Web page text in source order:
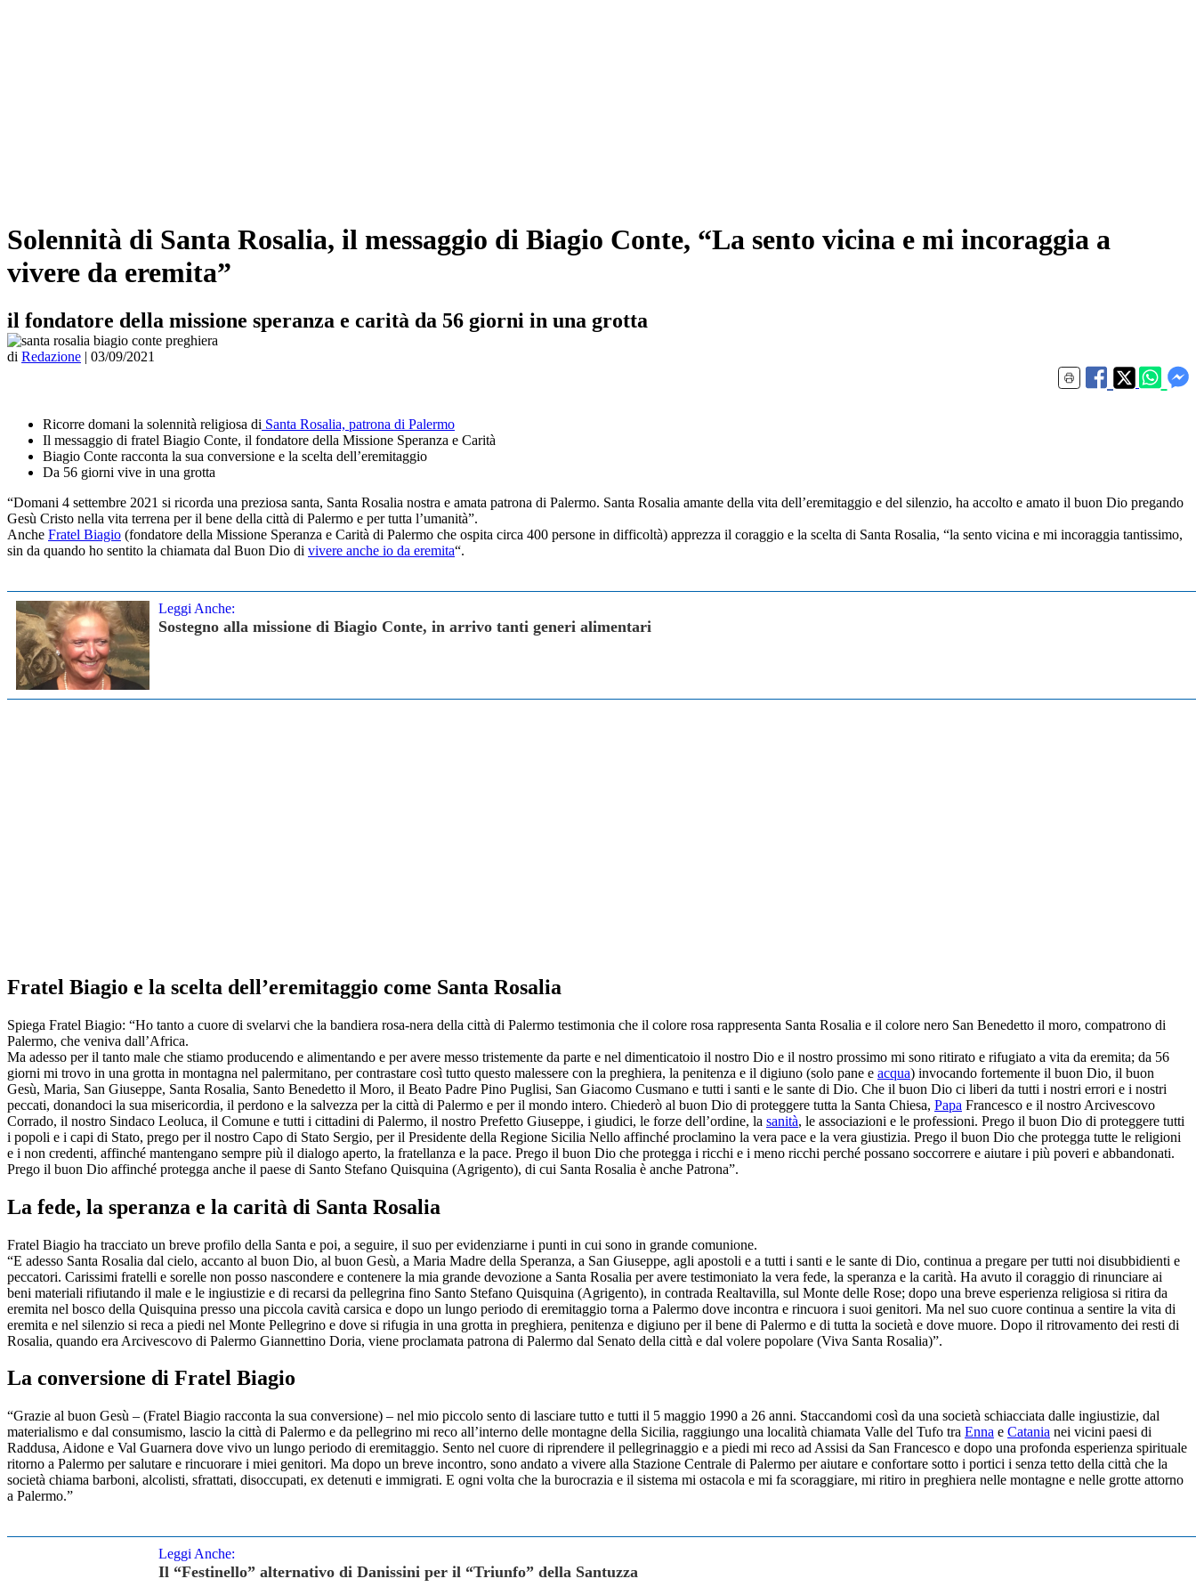
Solennità di Santa Rosalia, il messaggio di Biagio Conte, “La sento vicina e mi incoraggia a
vivere da eremita”
il fondatore della missione speranza e carità da 56 giorni in una grotta
di Redazione | 03/09/2021
Ricorre domani la solennità religiosa di Santa Rosalia, patrona di Palermo
Il messaggio di fratel Biagio Conte, il fondatore della Missione Speranza e Carità
Biagio Conte racconta la sua conversione e la scelta dell’eremitaggio
Da 56 giorni vive in una grotta
“Domani 4 settembre 2021 si ricorda una preziosa santa, Santa Rosalia nostra e amata patrona di Palermo. Santa Rosalia amante della vita dell’eremitaggio e del silenzio, ha accolto e amato il buon Dio pregando
Gesù Cristo nella vita terrena per il bene della città di Palermo e per tutta l’umanità”.
Anche Fratel Biagio (fondatore della Missione Speranza e Carità di Palermo che ospita circa 400 persone in difficoltà) apprezza il coraggio e la scelta di Santa Rosalia, “la sento vicina e mi incoraggia tantissimo,
sin da quando ho sentito la chiamata dal Buon Dio di vivere anche io da eremita“.
Leggi Anche:
Sostegno alla missione di Biagio Conte, in arrivo tanti generi alimentari
Fratel Biagio e la scelta dell’eremitaggio come Santa Rosalia
Spiega Fratel Biagio: “Ho tanto a cuore di svelarvi che la bandiera rosa-nera della città di Palermo testimonia che il colore rosa rappresenta Santa Rosalia e il colore nero San Benedetto il moro, compatrono di
Palermo, che veniva dall’Africa.
Ma adesso per il tanto male che stiamo producendo e alimentando e per avere messo tristemente da parte e nel dimenticatoio il nostro Dio e il nostro prossimo mi sono ritirato e rifugiato a vita da eremita; da 56
giorni mi trovo in una grotta in montagna nel palermitano, per contrastare così tutto questo malessere con la preghiera, la penitenza e il digiuno (solo pane e acqua) invocando fortemente il buon Dio, il buon
Gesù, Maria, San Giuseppe, Santa Rosalia, Santo Benedetto il Moro, il Beato Padre Pino Puglisi, San Giacomo Cusmano e tutti i santi e le sante di Dio. Che il buon Dio ci liberi da tutti i nostri errori e i nostri
peccati, donandoci la sua misericordia, il perdono e la salvezza per la città di Palermo e per il mondo intero. Chiederò al buon Dio di proteggere tutta la Santa Chiesa, Papa Francesco e il nostro Arcivescovo
Corrado, il nostro Sindaco Leoluca, il Comune e tutti i cittadini di Palermo, il nostro Prefetto Giuseppe, i giudici, le forze dell’ordine, la sanità, le associazioni e le professioni. Prego il buon Dio di proteggere tutti
i popoli e i capi di Stato, prego per il nostro Capo di Stato Sergio, per il Presidente della Regione Sicilia Nello affinché proclamino la vera pace e la vera giustizia. Prego il buon Dio che protegga tutte le religioni
e i non credenti, affinché mantengano sempre più il dialogo aperto, la fratellanza e la pace. Prego il buon Dio che protegga i ricchi e i meno ricchi perché possano soccorrere e aiutare i più poveri e abbandonati.
Prego il buon Dio affinché protegga anche il paese di Santo Stefano Quisquina (Agrigento), di cui Santa Rosalia è anche Patrona”.
La fede, la speranza e la carità di Santa Rosalia
Fratel Biagio ha tracciato un breve profilo della Santa e poi, a seguire, il suo per evidenziarne i punti in cui sono in grande comunione.
“E adesso Santa Rosalia dal cielo, accanto al buon Dio, al buon Gesù, a Maria Madre della Speranza, a San Giuseppe, agli apostoli e a tutti i santi e le sante di Dio, continua a pregare per tutti noi disubbidienti e
peccatori. Carissimi fratelli e sorelle non posso nascondere e contenere la mia grande devozione a Santa Rosalia per avere testimoniato la vera fede, la speranza e la carità. Ha avuto il coraggio di rinunciare ai
beni materiali rifiutando il male e le ingiustizie e di recarsi da pellegrina fino Santo Stefano Quisquina (Agrigento), in contrada Realtavilla, sul Monte delle Rose; dopo una breve esperienza religiosa si ritira da
eremita nel bosco della Quisquina presso una piccola cavità carsica e dopo un lungo periodo di eremitaggio torna a Palermo dove incontra e rincuora i suoi genitori. Ma nel suo cuore continua a sentire la vita di
eremita e nel silenzio si reca a piedi nel Monte Pellegrino e dove si rifugia in una grotta in preghiera, penitenza e digiuno per il bene di Palermo e di tutta la società e dove muore. Dopo il ritrovamento dei resti di
Rosalia, quando era Arcivescovo di Palermo Giannettino Doria, viene proclamata patrona di Palermo dal Senato della città e dal volere popolare (Viva Santa Rosalia)”.
La conversione di Fratel Biagio
“Grazie al buon Gesù – (Fratel Biagio racconta la sua conversione) – nel mio piccolo sento di lasciare tutto e tutti il 5 maggio 1990 a 26 anni. Staccandomi così da una società schiacciata dalle ingiustizie, dal
materialismo e dal consumismo, lascio la città di Palermo e da pellegrino mi reco all’interno delle montagne della Sicilia, raggiungo una località chiamata Valle del Tufo tra Enna e Catania nei vicini paesi di
Raddusa, Aidone e Val Guarnera dove vivo un lungo periodo di eremitaggio. Sento nel cuore di riprendere il pellegrinaggio e a piedi mi reco ad Assisi da San Francesco e dopo una profonda esperienza spirituale
ritorno a Palermo per salutare e rincuorare i miei genitori. Ma dopo un breve incontro, sono andato a vivere alla Stazione Centrale di Palermo per aiutare e confortare sotto i portici i senza tetto della città che la
società chiama barboni, alcolisti, sfrattati, disoccupati, ex detenuti e immigrati. E ogni volta che la burocrazia e il sistema mi ostacola e mi fa scoraggiare, mi ritiro in preghiera nelle montagne e nelle grotte attorno
a Palermo.”
Leggi Anche:
Il “Festinello” alternativo di Danissini per il “Triunfo” della Santuzza